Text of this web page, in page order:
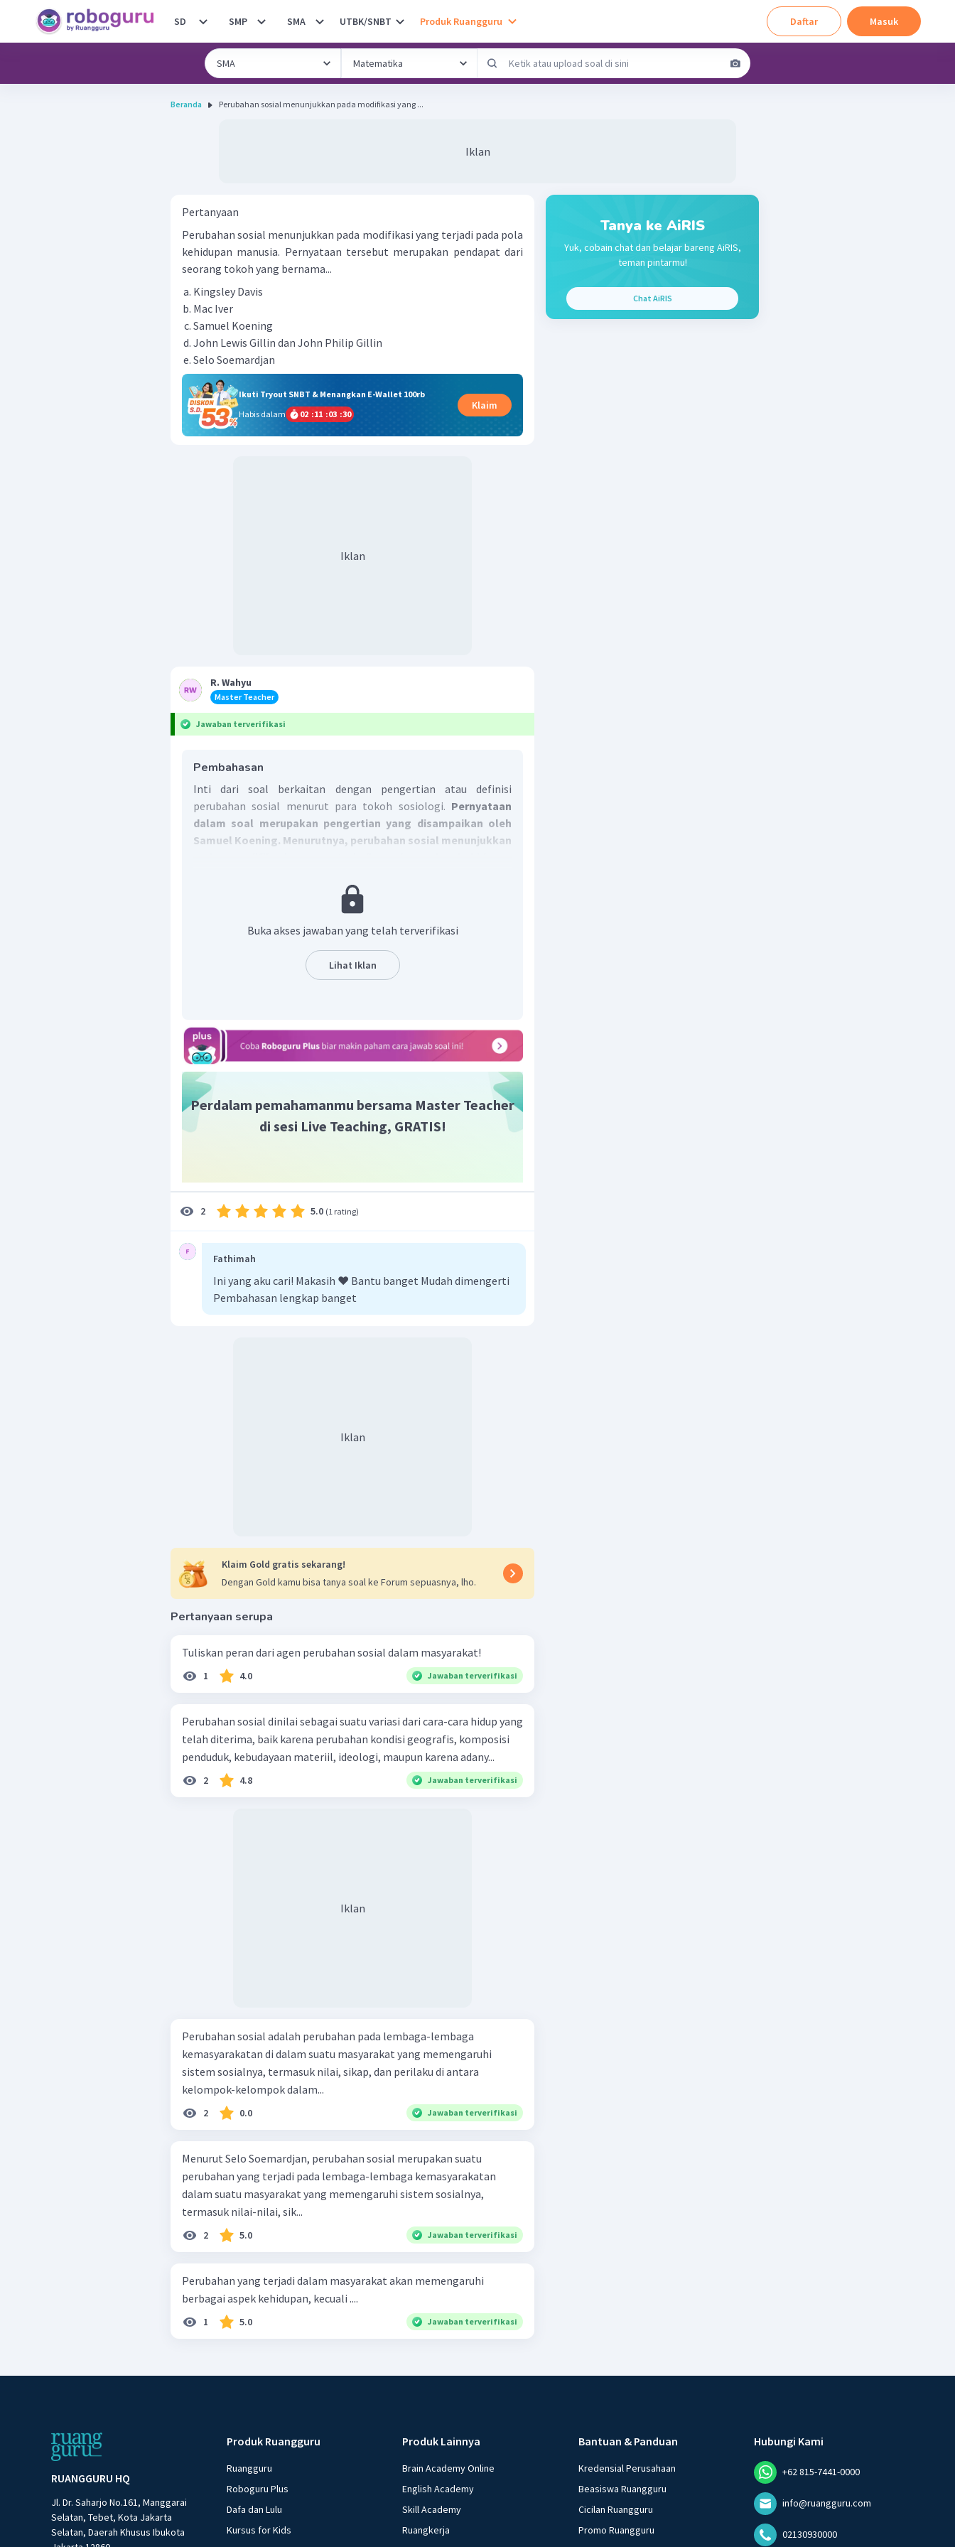
SD SMP SMA UTBK/SNBT Produk Ruangguru Daftar Masuk
Beranda Perubahan sosial menunjukkan pada modifikasi yang ...
Iklan
Pertanyaan
Perubahan sosial menunjukkan pada modifikasi yang terjadi pada pola
kehidupan manusia. Pernyataan tersebut merupakan pendapat dari
seorang tokoh yang bernama...
Kingsley Davis
Mac Iver
Samuel Koening
John Lewis Gillin dan John Philip Gillin
Selo Soemardjan
Ikuti Tryout SNBT & Menangkan E-Wallet 100rb
Habis dalam
02 :11 :03 :29
Klaim
Iklan
R. Wahyu
Master Teacher
Jawaban terverifikasi
Pembahasan
Inti dari soal berkaitan dengan pengertian atau definisi
perubahan sosial menurut para tokoh sosiologi. Pernyataan
dalam soal merupakan pengertian yang disampaikan oleh
Samuel Koening. Menurutnya, perubahan sosial menunjukkan
internal bisa juga oleh faktor eksternal.
Jadi, jawaban yang tepat adalah C
Buka akses jawaban yang telah terverifikasi
Lihat Iklan
Perdalam pemahamanmu bersama Master Teacher
di sesi Live Teaching, GRATIS!
2 5.0 (1 rating)
Fathimah
Ini yang aku cari! Makasih ❤️ Bantu banget Mudah dimengerti
Pembahasan lengkap banget
Iklan
Klaim Gold gratis sekarang!
Dengan Gold kamu bisa tanya soal ke Forum sepuasnya, lho.
Pertanyaan serupa
Tuliskan peran dari agen perubahan sosial dalam masyarakat!
1 4.0 Jawaban terverifikasi
Perubahan sosial dinilai sebagai suatu variasi dari cara-cara hidup yang
telah diterima, baik karena perubahan kondisi geografis, komposisi
penduduk, kebudayaan materiil, ideologi, maupun karena adany...
2 4.8 Jawaban terverifikasi
Iklan
Perubahan sosial adalah perubahan pada lembaga-lembaga
kemasyarakatan di dalam suatu masyarakat yang memengaruhi
sistem sosialnya, termasuk nilai, sikap, dan perilaku di antara
kelompok-kelompok dalam...
2 0.0 Jawaban terverifikasi
Menurut Selo Soemardjan, perubahan sosial merupakan suatu
perubahan yang terjadi pada lembaga-lembaga kemasyarakatan
dalam suatu masyarakat yang memengaruhi sistem sosialnya,
termasuk nilai-nilai, sik...
2 5.0 Jawaban terverifikasi
Perubahan yang terjadi dalam masyarakat akan memengaruhi
berbagai aspek kehidupan, kecuali ....
1 5.0 Jawaban terverifikasi
Tanya ke AiRIS
Yuk, cobain chat dan belajar bareng AiRIS,
teman pintarmu!
Chat AiRIS
RUANGGURU HQ
Jl. Dr. Saharjo No.161, Manggarai
Selatan, Tebet, Kota Jakarta
Selatan, Daerah Khusus Ibukota
Produk Ruangguru
Ruangguru
Roboguru Plus
Dafa dan Lulu
Kursus for Kids
Produk Lainnya
Brain Academy Online
English Academy
Skill Academy
Ruangkerja
Bantuan & Panduan
Kredensial Perusahaan
Beasiswa Ruangguru
Cicilan Ruangguru
Promo Ruangguru
Hubungi Kami
+62 815-7441-0000
info@ruangguru.com
02130930000